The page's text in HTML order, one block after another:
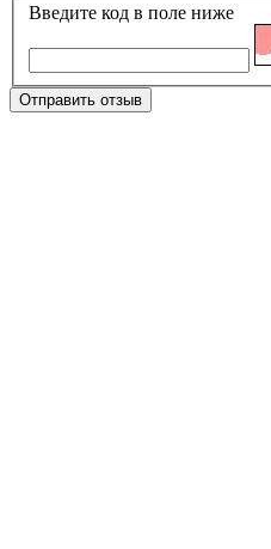
Введите код в поле ниже
Отправить отзыв